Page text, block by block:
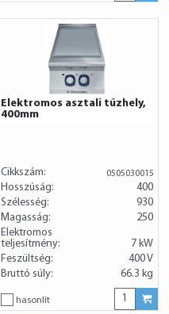
Elektromos asztali tűzhely,
400mm
Cikkszám: 0505030015
Hosszúság:
400
Szélesség:
930
Magasság:
250
Elektromos
teljesítmény:
7 kW
Feszültség:
400 V
Bruttó súly:
66.3 kg
hasonlít